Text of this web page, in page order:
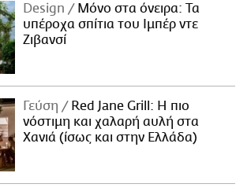
Design
Μόνο στα όνειρα: Τα
υπέροχα σπίτια του Ιμπέρ ντε
Ζιβανσί
Γεύση
Red Jane Grill: Η πιο
νόστιμη και χαλαρή αυλή στα
Χανιά (ίσως και στην Ελλάδα)